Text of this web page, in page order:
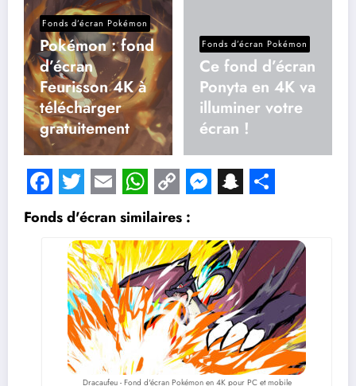
Fonds d’écran Pokémon
Pokémon : fond
d’écran
Feurisson 4K à
télécharger
gratuitement
Fonds d’écran Pokémon
Ce fond d’écran
Ponyta en 4K va
illuminer votre
écran !
Facebook
Twitter
EmailWhatsApp
Copy
Link
Messenger
Fonds d'écran similaires :
Dracaufeu - Fond d'écran Pokémon en 4K pour PC et mobile